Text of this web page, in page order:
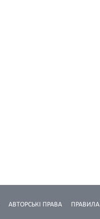
ПРАВИЛА
АВТОРСЬКІ ПРАВА